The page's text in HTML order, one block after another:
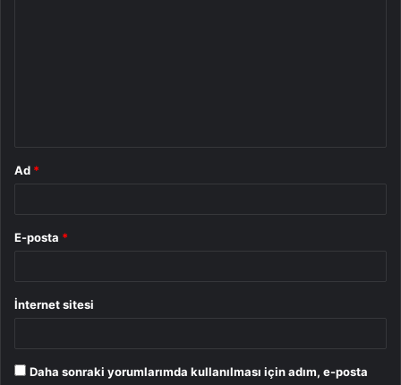
Ad *
E-posta *
İnternet sitesi
Daha sonraki yorumlarımda kullanılması için adım, e-posta